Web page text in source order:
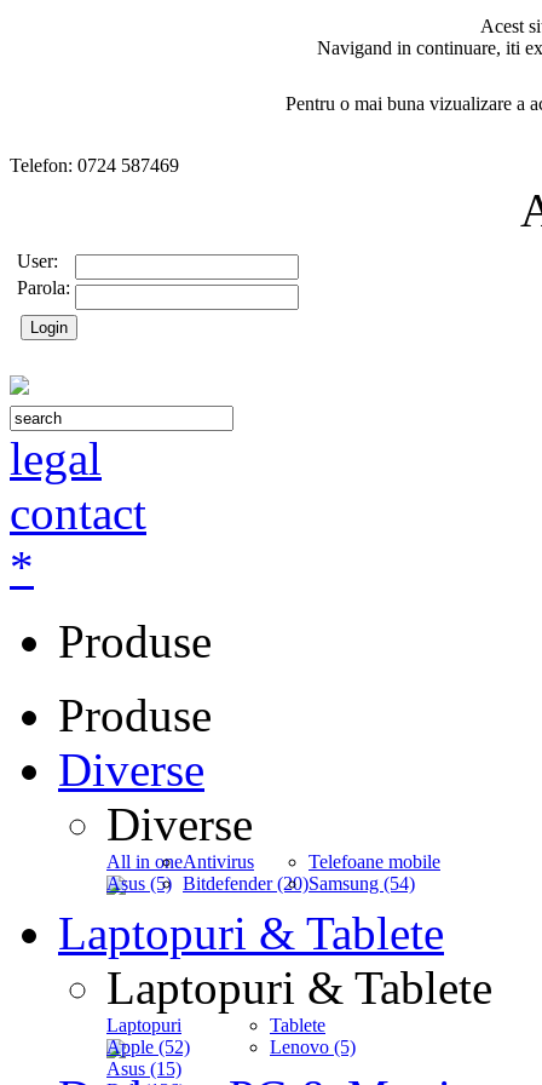
Acest
Navigand in continuare, iti
Pentru o mai buna vizualizare a
Telefon: 0724 587469
User:
Parola:
legal
contact
*
Produse
Produse
Diverse
Diverse
All in one
Asus (5)
Antivirus
Bitdefender (20)
Telefoane mobile
Samsung (54)
Laptopuri & Tablete
Laptopuri & Tablete
Laptopuri
Apple (52)
Asus (15)
Tablete
Lenovo (5)